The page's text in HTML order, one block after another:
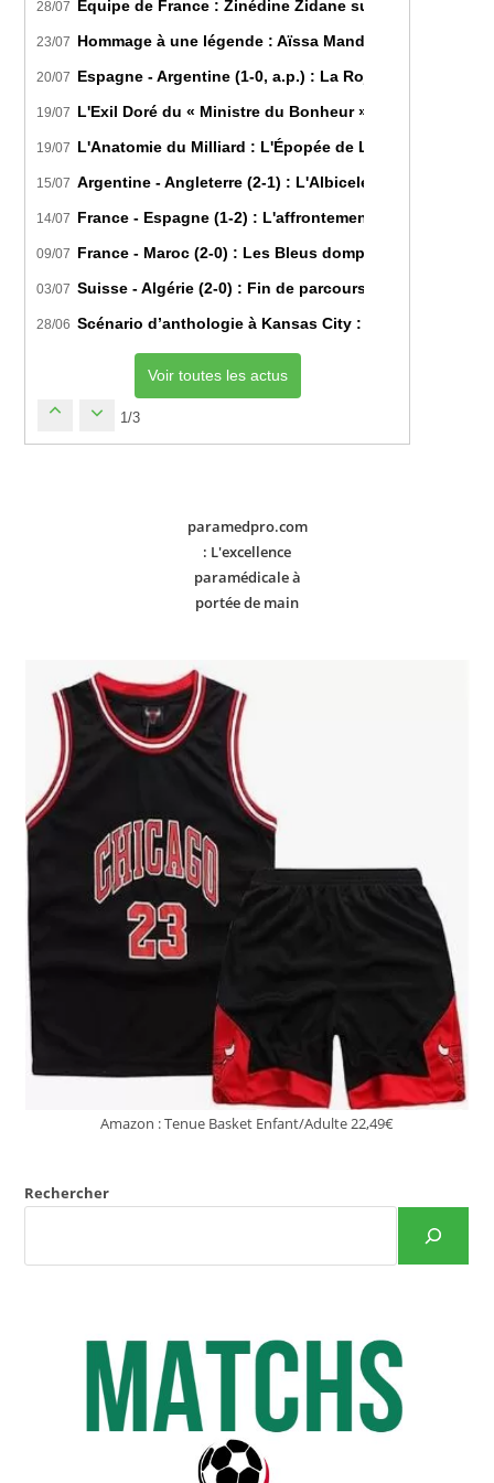
28/07 Équipe de France : Zinédine Zidane succède
23/07 Hommage à une légende : Aïssa Mandi tire sa
20/07 Espagne - Argentine (1-0, a.p.) : La Roja sur le toit
19/07 L'Exil Doré du « Ministre du Bonheur » : Dans les
19/07 L'Anatomie du Milliard : L'Épopée de Lamine Yamal du
15/07 Argentine - Angleterre (2-1) : L'Albiceleste renverse
14/07 France - Espagne (1-2) : L'affrontement tactique
09/07 France - Maroc (2-0) : Les Bleus domptent les Lions
03/07 Suisse - Algérie (2-0) : Fin de parcours pour les
28/06 Scénario d’anthologie à Kansas City : L’Algérie
Voir toutes les actus
1/3
paramedpro.com
: L'excellence
paramédicale à
portée de main
Amazon : Tenue Basket Enfant/Adulte 22,49€
Rechercher